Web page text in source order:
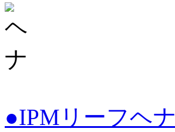
●IPMリーフヘナ